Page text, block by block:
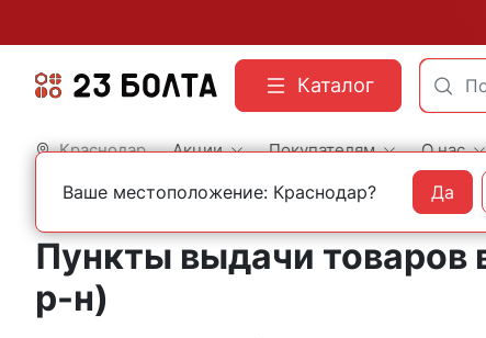
Каталог
Краснодар Акции Покупателям О нас
Главная Контакты Строитель
Пункты выдачи товаров
р-н)
Ваше местоположение: Краснодар? Да